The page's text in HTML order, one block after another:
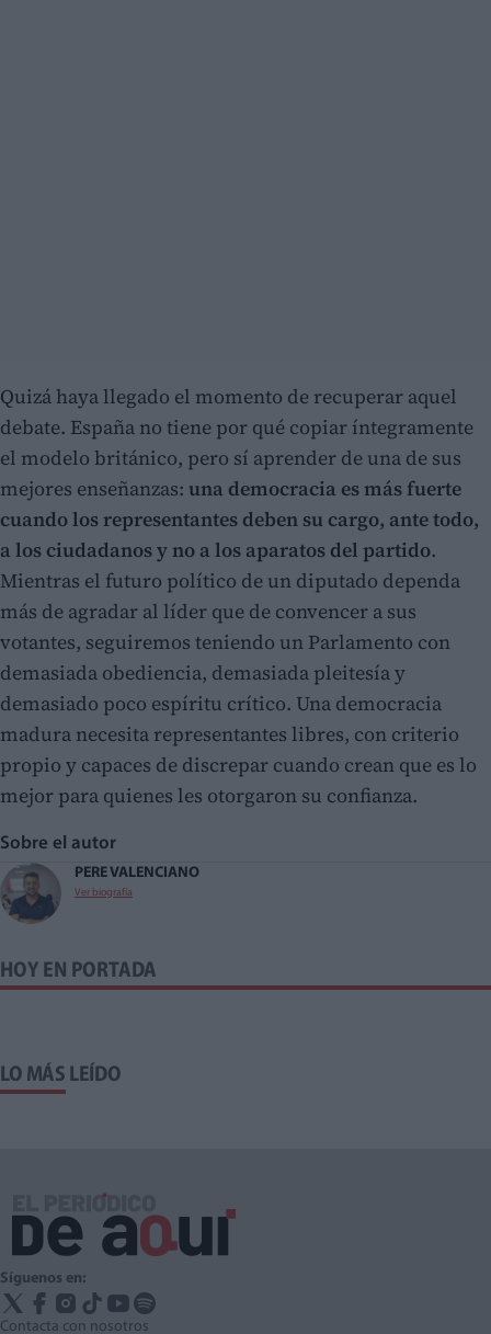
Quizá haya llegado el momento de recuperar aquel
debate. España no tiene por qué copiar íntegramente
el modelo británico, pero sí aprender de una de sus
mejores enseñanzas: una democracia es más fuerte
cuando los representantes deben su cargo, ante todo,
a los ciudadanos y no a los aparatos del partido.
Mientras el futuro político de un diputado dependa
más de agradar al líder que de convencer a sus
votantes, seguiremos teniendo un Parlamento con
demasiada obediencia, demasiada pleitesía y
demasiado poco espíritu crítico. Una democracia
madura necesita representantes libres, con criterio
propio y capaces de discrepar cuando crean que es lo
mejor para quienes les otorgaron su confianza.
Sobre el autor
PERE VALENCIANO
Ver biografía
HOY EN PORTADA
LO MÁS LEÍDO
Síguenos en:
Contacta con nosotros